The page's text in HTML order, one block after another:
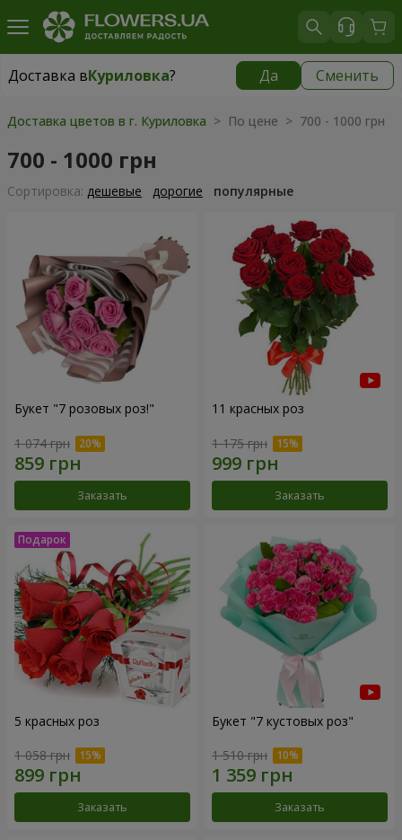
Доставка вКуриловка? Да Сменить
Доставка вКуриловка|
Доставка цветов в г. Куриловка > По цене > 700 - 1000 грн
700 - 1000 грн
Cортировка: дешевые дорогие популярные
Букет "7 розовых роз!"
1 074 грн
Заказать
11 красных роз
1 175 грн
Заказать
5 красных роз
1 058 грн
Заказать
Букет "7 кустовых роз"
1 510 грн
Заказать